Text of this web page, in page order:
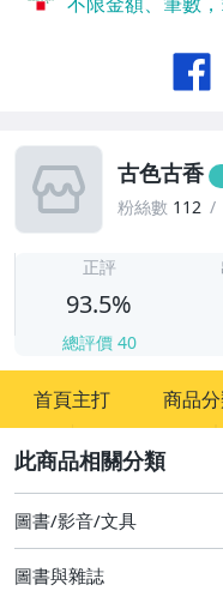
古色古香
粉絲數 112
正評
93.5%
總評價 40
首頁主打 商品
嬰幼兒與孕婦
圖書/影音/文具
圖書/影音/文具
圖書與雜誌